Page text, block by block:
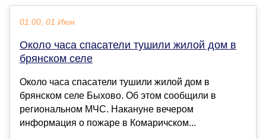
01:00, 01 Июн
Около часа спасатели тушили жилой дом в
брянском селе
Около часа спасатели тушили жилой дом в
брянском селе Быхово. Об этом сообщили в
региональном МЧС. Накануне вечером
информация о пожаре в Комаричском...